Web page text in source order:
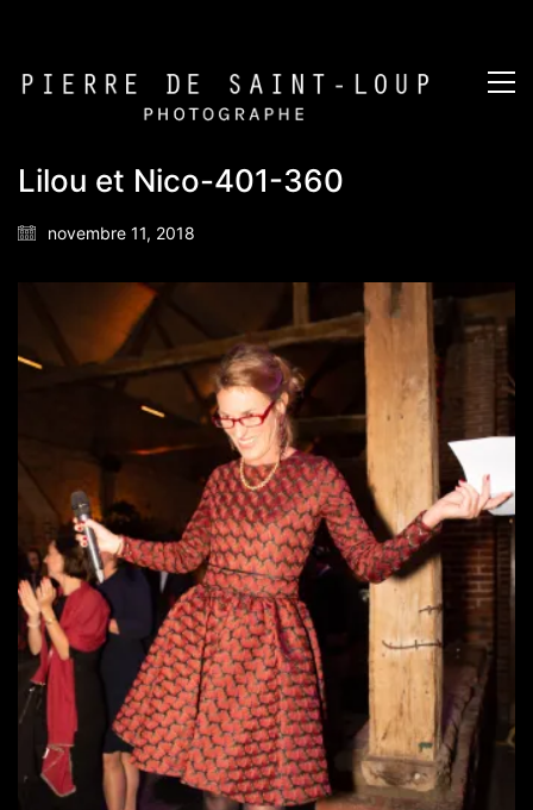
Lilou et Nico-401-360
novembre 11, 2018